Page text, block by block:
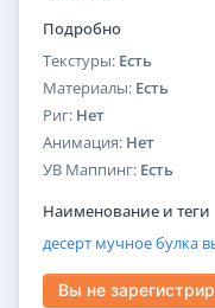
Подробно
Текстуры: Есть
Материалы: Есть
Риг: Нет
Анимация: Нет
УВ Маппинг: Есть
Наименование и теги
десерт мучноебулка
Вы не